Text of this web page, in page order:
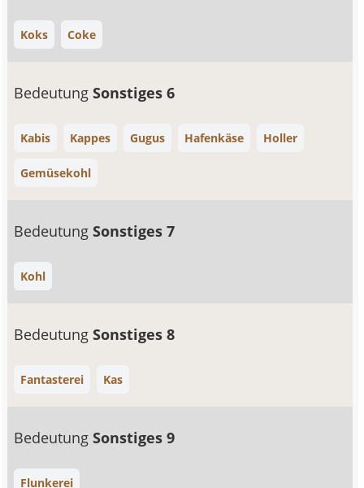
Koks Coke
BedeutungSonstiges 6
Kabis Kappes Gugus Hafenkäse Holler
Gemüsekohl
BedeutungSonstiges 7
Kohl
BedeutungSonstiges 8
Fantasterei Kas
BedeutungSonstiges 9
Flunkerei